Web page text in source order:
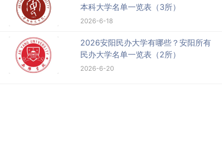
本科大学名单一览表（3所）
2026-6-18
2026安阳民办大学有哪些？安阳所有
民办大学名单一览表（2所）
2026-6-20